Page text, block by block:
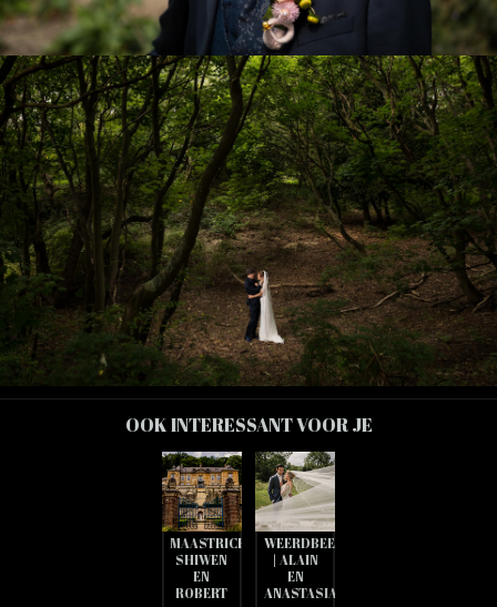
OOK INTERESSANT VOOR JE
PREVIEW
BRUIDSFOTOGRAAF
CHATEAU
NEERCANNE
MAASTRICHT
SHIWEN
EN
ROBERT
PREVIEW
BRUIDSFOTOGRAFIE
LANDGOED
DE
WEERDBEEMDEN
| ALAIN
EN
ANASTASIA